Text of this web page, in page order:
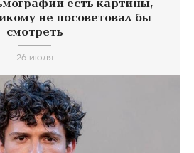
есть картины,
не посоветовал бы
смотреть
26 июля